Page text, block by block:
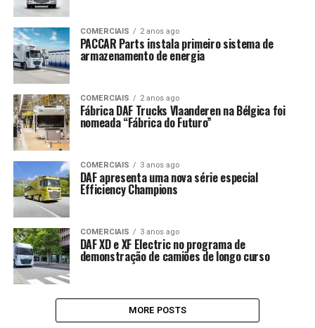
COMERCIAIS 2 anos ago
PACCAR Parts instala primeiro sistema de
armazenamento de energia
COMERCIAIS 2 anos ago
Fábrica DAF Trucks Vlaanderen na Bélgica foi
nomeada “Fábrica do Futuro”
COMERCIAIS 3 anos ago
DAF apresenta uma nova série especial
Efficiency Champions
COMERCIAIS 3 anos ago
DAF XD e XF Electric no programa de
demonstração de camiões de longo curso
MORE POSTS